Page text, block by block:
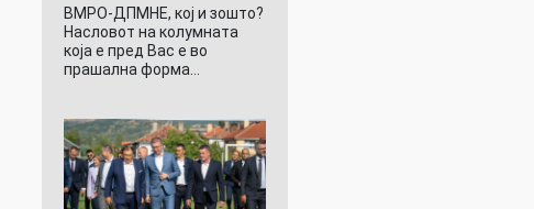
ВМРО-ДПМНЕ, кој и зошто?
Насловот на колумната
која е пред Вас е во
прашална форма…